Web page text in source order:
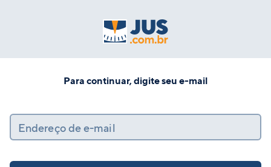
Para continuar, digite seu e-mail
Endereço de e-mail